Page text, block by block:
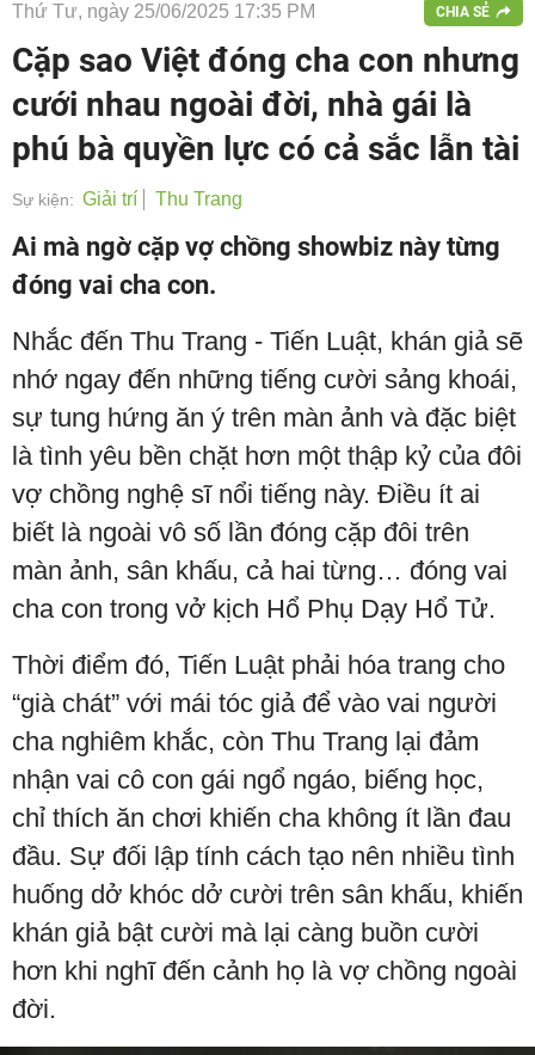
Thứ Tư, ngày 25/06/2025 17:35 PM CHIA SẺ
Cặp sao Việt đóng cha con nhưng
cưới nhau ngoài đời, nhà gái là
phú bà quyền lực có cả sắc lẫn tài
Sự kiện: Giải trí Thu Trang
Ai mà ngờ cặp vợ chồng showbiz này từng
đóng vai cha con.
Nhắc đến Thu Trang - Tiến Luật, khán giả sẽ
nhớ ngay đến những tiếng cười sảng khoái,
sự tung hứng ăn ý trên màn ảnh và đặc biệt
là tình yêu bền chặt hơn một thập kỷ của đôi
vợ chồng nghệ sĩ nổi tiếng này. Điều ít ai
biết là ngoài vô số lần đóng cặp đôi trên
màn ảnh, sân khấu, cả hai từng… đóng vai
cha con trong vở kịch Hổ Phụ Dạy Hổ Tử.
Thời điểm đó, Tiến Luật phải hóa trang cho
“già chát” với mái tóc giả để vào vai người
cha nghiêm khắc, còn Thu Trang lại đảm
nhận vai cô con gái ngổ ngáo, biếng học,
chỉ thích ăn chơi khiến cha không ít lần đau
đầu. Sự đối lập tính cách tạo nên nhiều tình
huống dở khóc dở cười trên sân khấu, khiến
khán giả bật cười mà lại càng buồn cười
hơn khi nghĩ đến cảnh họ là vợ chồng ngoài
đời.